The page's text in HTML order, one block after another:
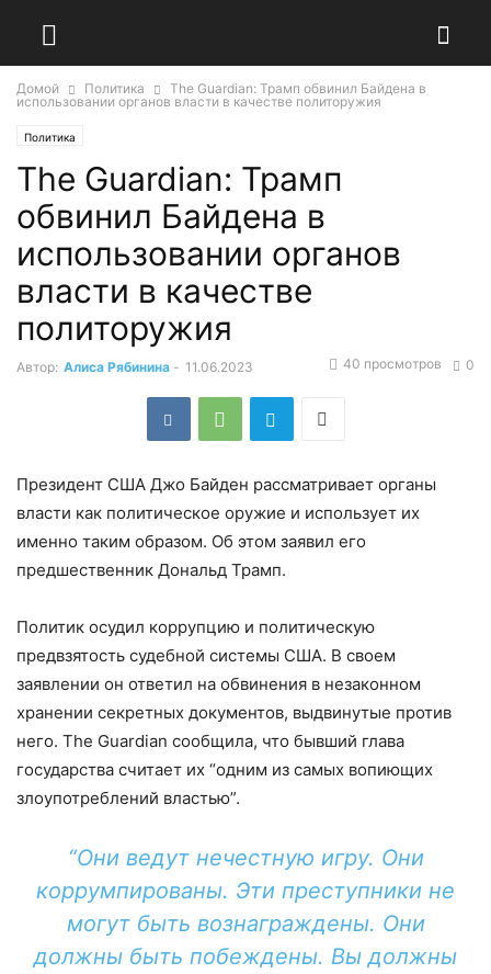
Домой Политика
The Guardian: Трамп обвинил Байдена в
использовании органов власти в качестве политоружия
Политика
The Guardian: Трамп
обвинил Байдена в
использовании органов
власти в качестве
политоружия
Автор: Алиса Рябинина - 11.06.2023 0
40 просмотров
Президент США Джо Байден рассматривает органы
власти как политическое оружие и использует их
именно таким образом. Об этом заявил его
предшественник Дональд Трамп.
Политик осудил коррупцию и политическую
предвзятость судебной системы США. В своем
заявлении он ответил на обвинения в незаконном
хранении секретных документов, выдвинутые против
него. The Guardian сообщила, что бывший глава
государства считает их “одним из самых вопиющих
злоупотреблений властью”.
“Они ведут нечестную игру. Они
коррумпированы. Эти преступники не
могут быть вознаграждены. Они
должны быть побеждены. Вы должны